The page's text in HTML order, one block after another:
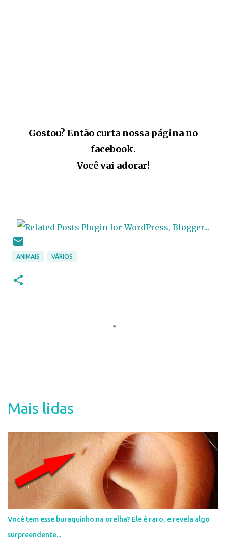
Gostou? Então curta nossa página no
facebook.
Você vai adorar!
ANIMAIS VÁRIOS
á
Mais lidas
Você tem esse buraquinho na orelha? Ele é raro, e revela algo
surpreendente...